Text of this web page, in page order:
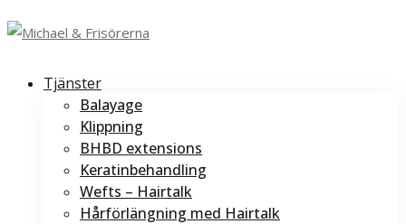
Tjänster
Balayage
Klippning
BHBD extensions
Keratinbehandling
Wefts – Hairtalk
Hårförlängning med Hairtalk